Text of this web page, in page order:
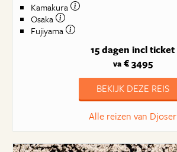
Kamakura
Osaka
Fujiyama
15 dagen incl ticket
va€ 3495
BEKIJK DEZE REIS
Alle reizen van Djoser